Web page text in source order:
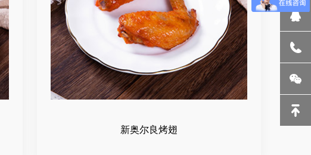
新奥尔良烤翅